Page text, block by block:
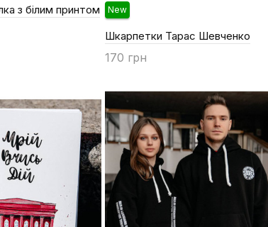
з білим принтом New
Шкарпетки Тарас Шевченко
170 грн